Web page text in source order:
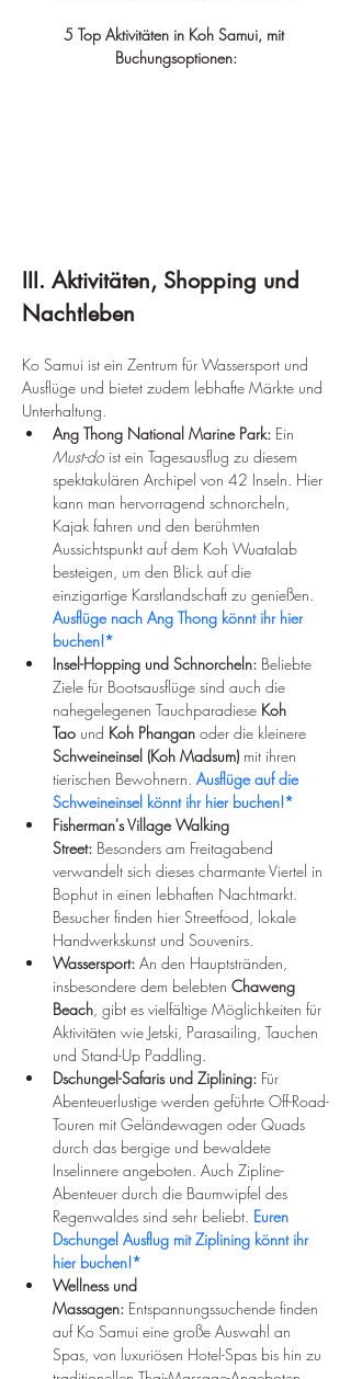
5 Top Aktivitäten in Koh Samui, mit
Buchungsoptionen:
III. Aktivitäten, Shopping und
Nachtleben
Ko Samui ist ein Zentrum für Wassersport und
Ausflüge und bietet zudem lebhafte Märkte und
Unterhaltung.
Ang Thong National Marine Park: Ein
Must-do ist ein Tagesausflug zu diesem
spektakulären Archipel von 42 Inseln. Hier
kann man hervorragend schnorcheln,
Kajak fahren und den berühmten
Aussichtspunkt auf dem Koh Wuatalab
besteigen, um den Blick auf die
einzigartige Karstlandschaft zu genießen.
Ausflüge nach Ang Thong könnt ihr hier
buchen!*
Insel-Hopping und Schnorcheln: Beliebte
Ziele für Bootsausflüge sind auch die
nahegelegenen Tauchparadiese Koh
Tao und Koh Phangan oder die kleinere
Schweineinsel (Koh Madsum) mit ihren
tierischen Bewohnern. Ausflüge auf die
Schweineinsel könnt ihr hier buchen!*
Fisherman's Village Walking
Street: Besonders am Freitagabend
verwandelt sich dieses charmante Viertel in
Bophut in einen lebhaften Nachtmarkt.
Besucher finden hier Streetfood, lokale
Handwerkskunst und Souvenirs.
Wassersport: An den Hauptstränden,
insbesondere dem belebten Chaweng
Beach, gibt es vielfältige Möglichkeiten für
Aktivitäten wie Jetski, Parasailing, Tauchen
und Stand-Up Paddling.
Dschungel-Safaris und Ziplining: Für
Abenteuerlustige werden geführte Off-Road-
Touren mit Geländewagen oder Quads
durch das bergige und bewaldete
Inselinnere angeboten. Auch Zipline-
Abenteuer durch die Baumwipfel des
Regenwaldes sind sehr beliebt. Euren
Dschungel Ausflug mit Ziplining könnt ihr
hier buchen!*
Wellness und
Massagen: Entspannungssuchende finden
auf Ko Samui eine große Auswahl an
Spas, von luxuriösen Hotel-Spas bis hin zu